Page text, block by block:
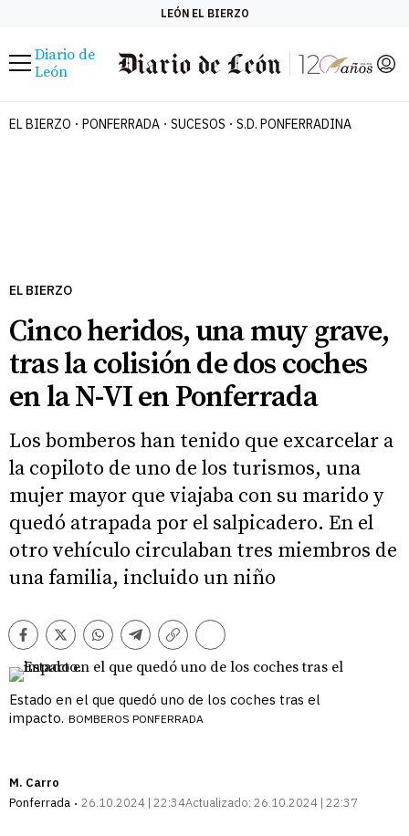
LEÓN EL BIERZO
Menú
Diario de
León
EL BIERZO PONFERRADA SUCESOS S.D. PONFERRADINA
EL BIERZO
Cinco heridos, una muy grave,
tras la colisión de dos coches
en la N-VI en Ponferrada
Los bomberos han tenido que excarcelar a
la copiloto de uno de los turismos, una
mujer mayor que viajaba con su marido y
quedó atrapada por el salpicadero. En el
otro vehículo circulaban tres miembros de
una familia, incluido un niño
Facebook
TwitterWhatsappTelegram
Copiar
enlace
Comentarios
Estado en el que quedó uno de los coches tras el
impacto. BOMBEROS PONFERRADA
M. Carro
Ponferrada
26.10.2024 | 22:34Actualizado: 26.10.2024 | 22:37